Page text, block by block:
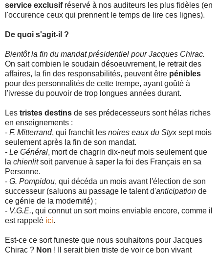
service exclusifréservé à nos auditeurs les plus fidèles (en
l'occurence ceux qui prennent le temps de lire ces lignes).
De quoi s'agit-il ?
Bientôt la fin du mandat présidentiel pour Jacques Chirac.
On sait combien le soudain désoeuvrement, le retrait des
affaires, la fin des responsabilités, peuvent être pénibles
pour des personnalités de cette trempe, ayant goûté à
l'ivresse du pouvoir de trop longues années durant.
Les tristes destins de ses prédecesseurs sont hélas riches
en enseignements :
- F. Mitterrand, qui franchit les noires eaux du Styxsept mois
seulement après la fin de son mandat.
- Le Général, mort de chagrin dix-neuf mois seulement que
la chienlitsoit parvenue à saper la foi des Français en sa
Personne.
- G. Pompidou, qui décéda un mois avant l'élection de son
successeur (saluons au passage le talent d'anticipation de
ce génie de la modernité) ;
- V.G.E., qui connut un sort moins enviable encore, comme il
est rappelé ici.
Est-ce ce sort funeste que nous souhaitons pour Jacques
Chirac ? Non ! Il serait bien triste de voir ce bon vivant